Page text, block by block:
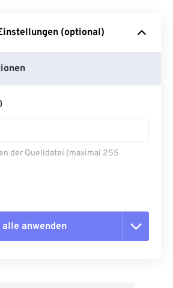
(optional)
der Quelldatei (maximal 255
anwenden